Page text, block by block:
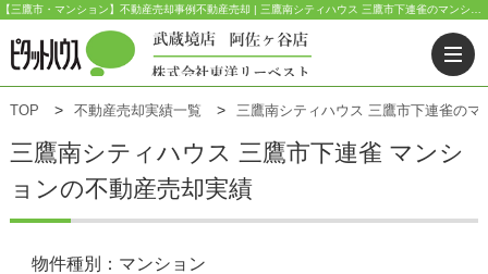
TOP 不動産売却実績一覧 三鷹南シティハウス 三鷹市下連雀のマ
三鷹南シティハウス 三鷹市下連雀 マンシ
ョンの不動産売却実績
物件種別：マンション